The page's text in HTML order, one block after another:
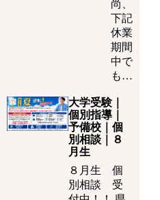
尚、
下記
休業
期間
中で
も…
大学受験｜
個別指導｜
予備校｜個
別相談｜８
月生
８月生 個
別相談 受